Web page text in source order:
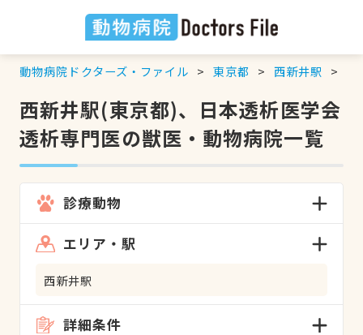
動物病院ドクターズ・ファイル 東京都 西新井駅
西新井駅(東京都)、日本透析医学会
透析専門医の獣医・動物病院一覧
診療動物
エリア・駅
西新井駅
詳細条件